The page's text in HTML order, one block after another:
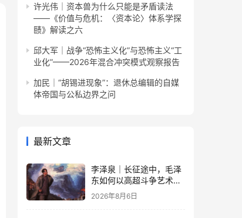
许光伟｜资本兽为什么只能是矛盾读法
——《价值与危机：〈资本论〉体系学探
赜》解读之六
邱大军｜战争“恐怖主义化”与恐怖主义“工
业化”——2026年混合冲突模式观察报告
加民｜“胡锡进现象”：退休总编辑的自媒
体帝国与公私边界之问
最新文章
李泽泉｜长征途中，毛泽
东如何以高超斗争艺术开
展党内思想斗争？
2026年8月6日